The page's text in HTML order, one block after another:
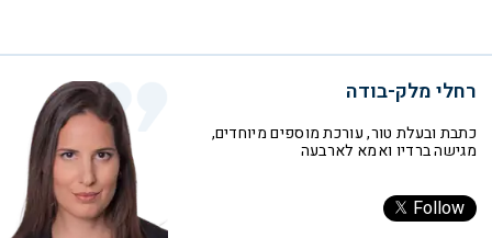
רחלי מלק-בודה
כתבת ובעלת טור, עורכת מוספים מיוחדים,
מגישה ברדיו ואמא לארבעה
Follow